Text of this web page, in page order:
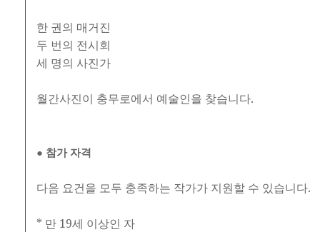
한 권의 매거진
두 번의 전시회
세 명의 사진가
월간사진이 충무로에서 예술인을 찾습니다.
● 참가 자격
다음 요건을 모두 충족하는 작가가 지원할 수 있습니다.
* 만 19세 이상인 자